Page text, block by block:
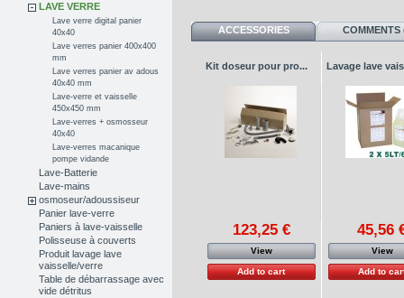
LAVE VERRE
Lave verre digital panier
40x40
Lave verres panier 400x400
mm
Lave verres panier av adous
40x40 mm
Lave-verre et vaisselle
450x450 mm
Lave-verres + osmosseur
40x40
Lave-verres macanique
pompe vidande
Lave-Batterie
Lave-mains
osmoseur/adoussiseur
Panier lave-verre
Paniers à lave-vaisselle
Polisseuse à couverts
Produit lavage lave
vaisselle/verre
Table de débarrassage avec
vide détritus
ACCESSORIES COMMENTS
Kit doseur pour pro...
123,25 €
View
Add to cart
Lavage lave
45,56
View
Add to